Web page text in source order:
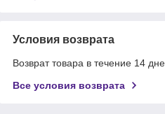
Условия возврата
Возврат товара в течение 14
Все условия возврата